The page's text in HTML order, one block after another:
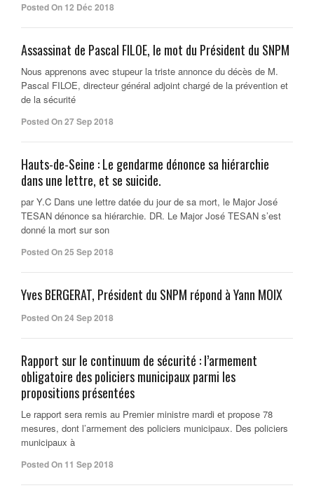
Posted On 12 Déc 2018
Assassinat de Pascal FILOE, le mot du Président du SNPM
Nous apprenons avec stupeur la triste annonce du décès de M.
Pascal FILOE, directeur général adjoint chargé de la prévention et
de la sécurité
Posted On 27 Sep 2018
Hauts-de-Seine : Le gendarme dénonce sa hiérarchie
dans une lettre, et se suicide.
par Y.C Dans une lettre datée du jour de sa mort, le Major José
TESAN dénonce sa hiérarchie. DR. Le Major José TESAN s’est
donné la mort sur son
Posted On 25 Sep 2018
Yves BERGERAT, Président du SNPM répond à Yann MOIX
Posted On 24 Sep 2018
Rapport sur le continuum de sécurité : l’armement
obligatoire des policiers municipaux parmi les
propositions présentées
Le rapport sera remis au Premier ministre mardi et propose 78
mesures, dont l’armement des policiers municipaux. Des policiers
municipaux à
Posted On 11 Sep 2018